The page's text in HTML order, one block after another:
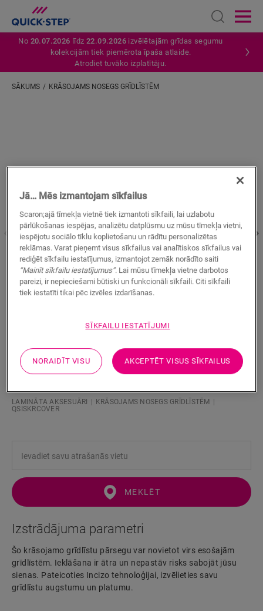
Open
No 20.07.2026 līdz22.09.2026 izvēlētajām grīdas segumu
kolekcijām tiek piemērota īpaša atlaide.
Atrodiet tuvāko izplatītāju.
SĀKUMS KRĀSOJAMS NOSEGS GRĪDLĪSTĒM
LAMINĀTA AKSESUĀRI
KRĀSOJAMS NOSEGS GRĪDLĪSTĒM
QSISKRCOVER
MEKLĒT
Izstrādājuma parametri
Šo krāsojamo grīdlīstu pārsegu var novietot virs esošajām
grīdlīstēm. Ieklāšana ir ātra un nepastāv risks sabojāt jūsu
sienas. Pateicoties Incizo tehnoloģijai, izvēlieties savu
grīdlīstu augstumu un platumu.
Jā… Mēs izmantojam sīkfailus
Scaron;ajā tīmekļa vietnē tiek izmantoti sīkfaili, lai uzlabotu
pārlūkošanas iespējas, analizētu datplūsmu uz mūsu tīmekļa vietni,
iespējotu sociālo tīklu koplietošanu un rādītu personalizētas
reklāmas. Varat pieņemt visus sīkfailus vai analītiskos sīkfailus vai
rediģēt sīkfailu iestatījumus, izmantojot zemāk norādīto saiti
“Mainīt sīkfailu iestatījumus”. Lai mūsu tīmekļa vietne darbotos
pareizi, ir nepieciešami būtiski un funkcionāli sīkfaili. Citi sīkfaili
tiek iestatīti tikai pēc izvēles izdarīšanas.
SĪKFAILU IESTATĪJUMI
NORAIDĪT VISU AKCEPTĒT VISUS SĪKFAILUS